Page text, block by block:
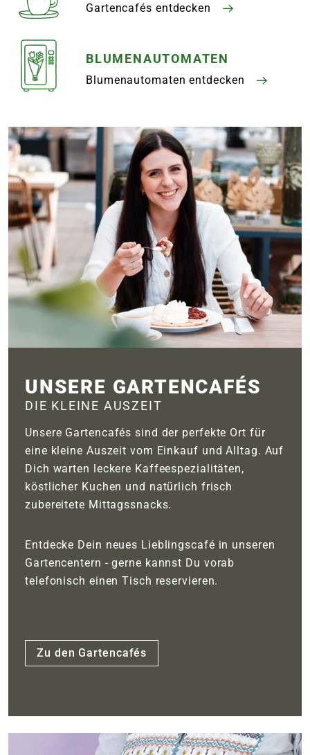
Gartencafés entdecken
BLUMENAUTOMATEN
Blumenautomaten entdecken
UNSERE GARTENCAFÉS
DIE KLEINE AUSZEIT
Unsere Gartencafés sind der perfekte Ort für
eine kleine Auszeit vom Einkauf und Alltag. Auf
Dich warten leckere Kaffeespezialitäten,
köstlicher Kuchen und natürlich frisch
zubereitete Mittagssnacks.
Entdecke Dein neues Lieblingscafé in unseren
Gartencentern - gerne kannst Du vorab
telefonisch einen Tisch reservieren.
Zu den Gartencafés